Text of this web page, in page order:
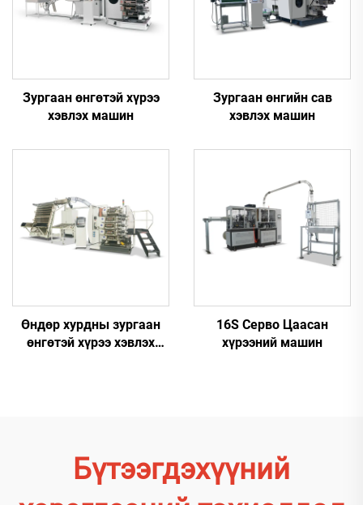
Зургаан өнгөтэй хүрээ
хэвлэх машин
Зургаан өнгийн сав
хэвлэх машин
Өндөр хурдны зургаан
өнгөтэй хүрээ хэвлэх
16S Серво Цаасан
хүрээний машин
Бүтээгдэхүүний